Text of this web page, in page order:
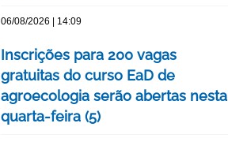
06/08/2026 | 14:09
Inscrições para 200 vagas
gratuitas do curso EaD de
agroecologia serão abertas nesta
quarta-feira (5)